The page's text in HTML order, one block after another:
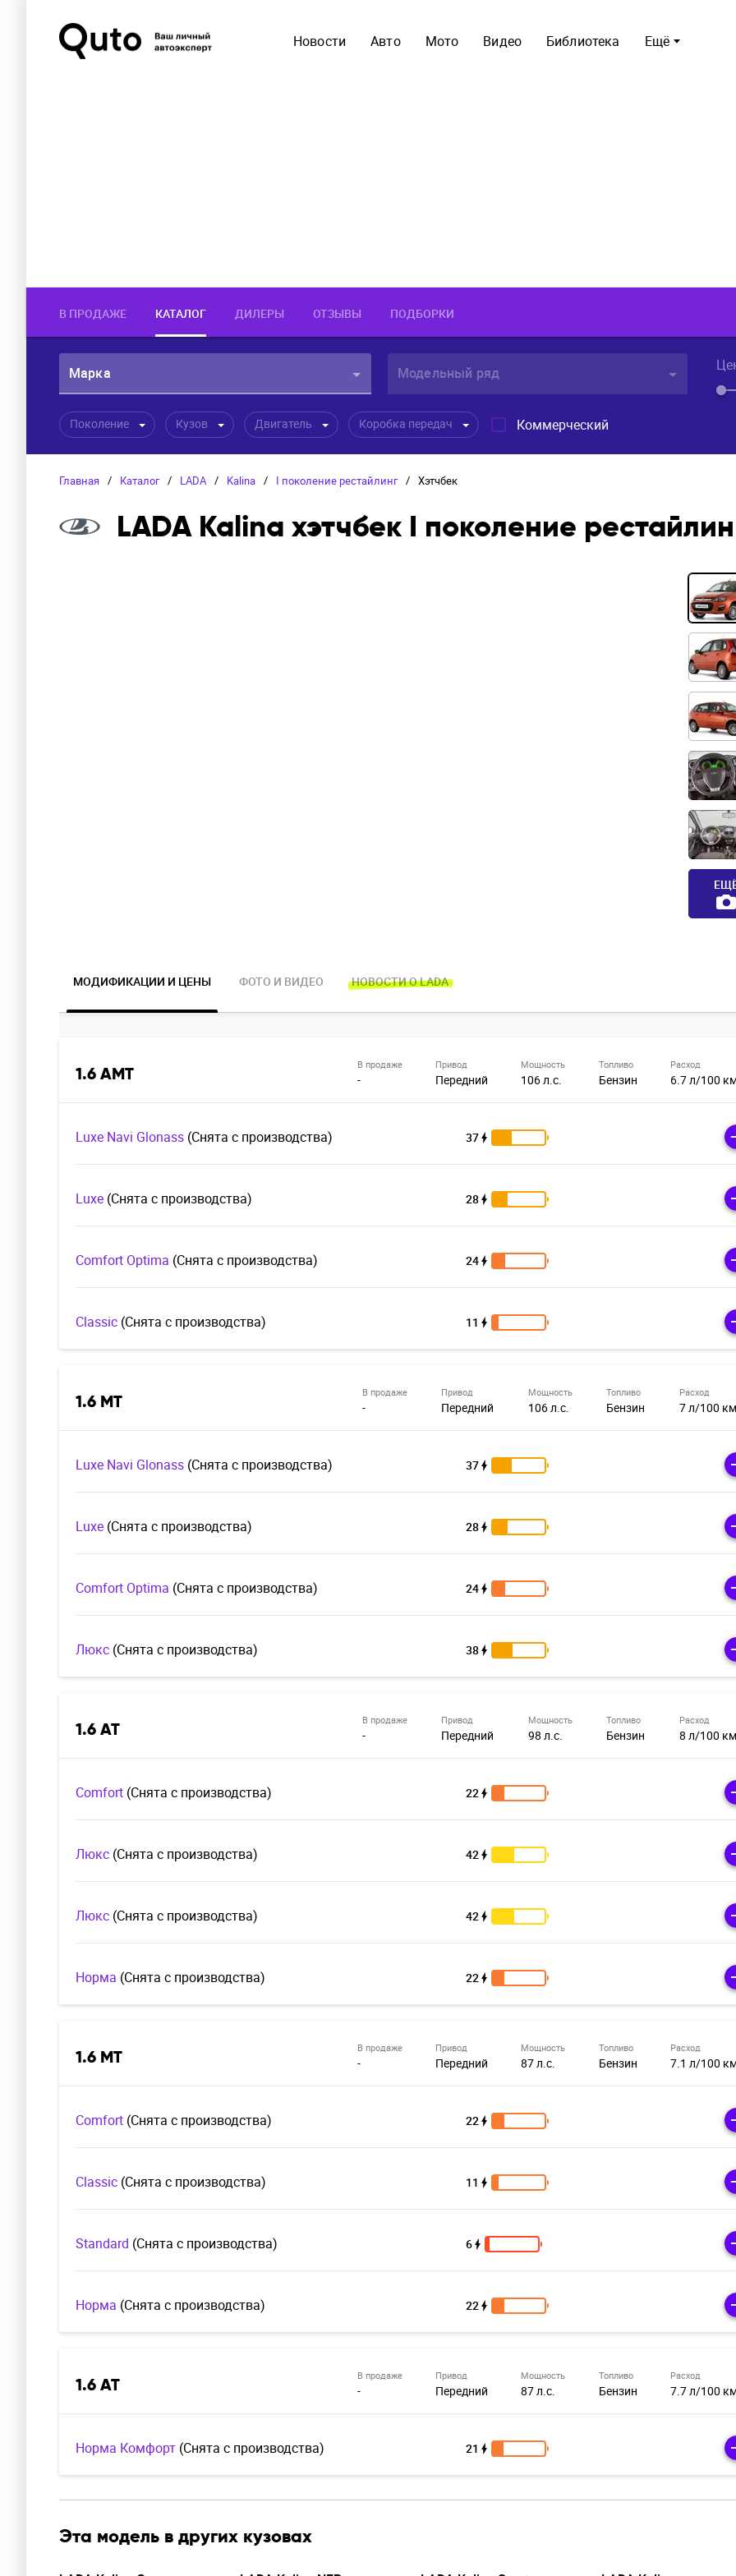
Ещё
Новости Авто Мото Видео Библиотека
В ПРОДАЖЕ КАТАЛОГ ДИЛЕРЫ ОТЗЫВЫ ПОДБОРКИ
Марка Модельный ряд
Поколение Кузов Двигатель Коробка передач Коммерческий
Главная / Каталог / LADA / Kalina / I поколение рестайлинг / Хэтчбек
LADA Kalina хэтчбек I поколение
МОДИФИКАЦИИ И ЦЕНЫ ФОТО И ВИДЕО НОВОСТИ О LADA
1.6 AMT В продаже
-
Привод
Передний
Мощность
106 л.с.
Топливо
Бензин
Расход
6.7 л/100
Luxe Navi Glonass (Cнята с производства) 37
Luxe (Cнята с производства) 28
Comfort Optima (Cнята с производства) 24
Classic (Cнята с производства) 11
1.6 MT В продаже
-
Привод
Передний
Мощность
106 л.с.
Топливо
Бензин
Расход
7 л/100 км
Luxe Navi Glonass (Cнята с производства) 37
Luxe (Cнята с производства) 28
Comfort Optima (Cнята с производства) 24
Люкс (Cнята с производства) 38
1.6 AT В продаже
-
Привод
Передний
Мощность
98 л.с.
Топливо
Бензин
Расход
8 л/100 км
Comfort (Cнята с производства) 22
Люкс (Cнята с производства) 42
Люкс (Cнята с производства) 42
Норма (Cнята с производства) 22
1.6 MT В продаже
-
Привод
Передний
Мощность
87 л.с.
Топливо
Бензин
Расход
7.1 л/100
Comfort (Cнята с производства) 22
Classic (Cнята с производства) 11
Standard (Cнята с производства) 6
Норма (Cнята с производства) 22
1.6 AT В продаже
-
Привод
Передний
Мощность
87 л.с.
Топливо
Бензин
Расход
7.7 л/100
Норма Комфорт (Cнята с производства) 21
Эта модель в других кузовах